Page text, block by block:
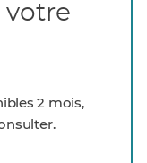
votre
2 mois,